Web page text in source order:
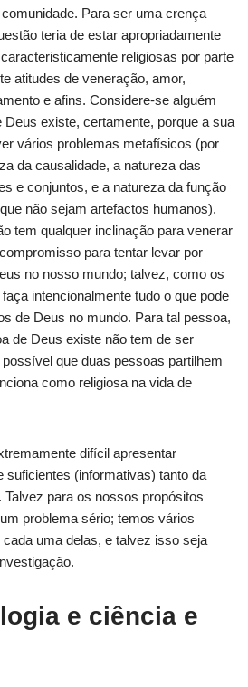
Para ser uma crença
teria de estar apropriadamente
religiosas por parte
atitudes de veneração, amor,
e afins. Considere-se alguém
Deus existe, certamente, porque a sua
vários problemas metafísicos (por
da causalidade, a natureza das
e conjuntos, e a natureza da função
não sejam artefactos humanos).
tem qualquer inclinação para venerar
para tentar levar por
no nosso mundo; talvez, como os
intencionalmente tudo o que pode
de Deus no mundo. Para tal pessoa,
de Deus existe não tem de ser
que duas pessoas partilhem
como religiosa na vida de
difícil apresentar
suficientes (informativas) tanto da
para os nossos propósitos
problema sério; temos vários
uma delas, e talvez isso seja
e ciência e